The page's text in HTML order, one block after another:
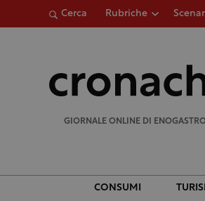
Cerca Rubriche
GIORNALE ONLINE DI
CONSUMI